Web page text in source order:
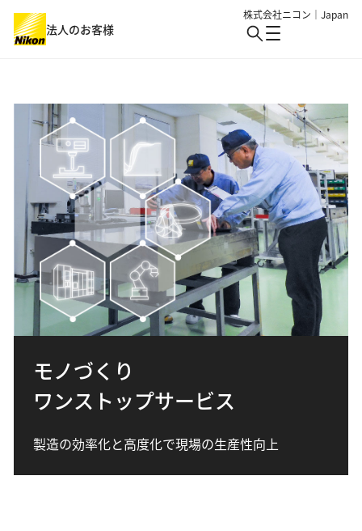
法人のお客様
株式会社ニコン｜Japan
製品・サービス
製品・サービス : Top
バイオサイエンス・医療
生物用観察・検査
アイケア
細胞受託生産
産業・特注
ロボット制御
産業用測定・計測
測量・測位
宇宙・天体機器
特注・カスタマイズ
業界
業界 : Top
半導体・エレクトロニクス
機械・重工業・建設
バイオ・メディカル
自動車・航空・宇宙
資源・エネルギー・素材
ソリューション・事例・技術
イベント
ニュース
総合トップ
カメラ、レンズ、双眼鏡、補聴器など日常を豊かに彩る商品・ソ
リューション
企業情報、サステナビリティ、投資家情報から、今を伝える最新
モノづくり
ワンストップサービス
製造の効率化と高度化で現場の生産性向上